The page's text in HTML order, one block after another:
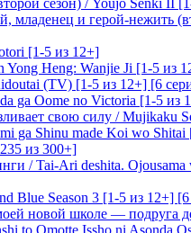
младенец и герой-нежить
[1-5 из 12+]
Yong Heng: Wanjie Ji [1-5 из
(TV) [1-5 из 12+] [6
ga Oome no Victoria [1-5 из
свою силу /
ga Shinu made Koi wo Shitai
из 300+]
/ Tai-Ari deshita. Ojousama
Blue Season 3 [1-5 из 12+] [6
новой школе — подруга
to Omotte Issho ni Asonda